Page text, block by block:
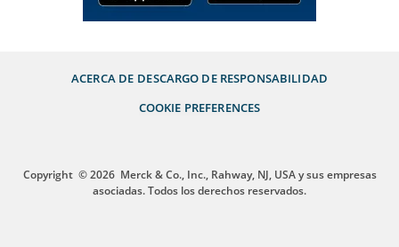
ACERCA DE DESCARGO DE RESPONSABILIDAD
COOKIE PREFERENCES
Copyright © 2026 Merck & Co., Inc., Rahway, NJ, USA y sus empresas
asociadas. Todos los derechos reservados.